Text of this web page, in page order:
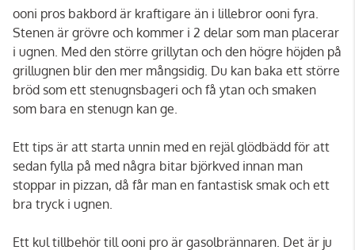
ooni pros bakbord är kraftigare än i lillebror ooni fyra.
Stenen är grövre och kommer i 2 delar som man placerar
i ugnen. Med den större grillytan och den högre höjden på
grillugnen blir den mer mångsidig. Du kan baka ett större
bröd som ett stenugnsbageri och få ytan och smaken
som bara en stenugn kan ge.
Ett tips är att starta unnin med en rejäl glödbädd för att
sedan fylla på med några bitar björkved innan man
stoppar in pizzan, då får man en fantastisk smak och ett
bra tryck i ugnen.
Ett kul tillbehör till ooni pro är gasolbrännaren. Det är ju